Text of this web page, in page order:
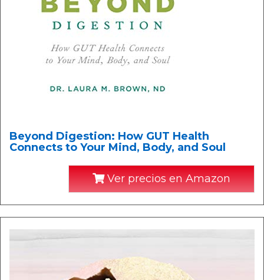
Beyond Digestion: How GUT Health
Connects to Your Mind, Body, and Soul
Ver precios en Amazon